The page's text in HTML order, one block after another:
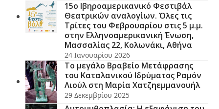
15ο Ιβηροαμερικανικό Φεστιβάλ
Θεατρικών αναλογίων. Όλες τις
Τρίτες του Φεβρουαρίου στις 5 μ.μ.
στην Ελληνοαμερικανική Ένωση,
Μασσαλίας 22, Κολωνάκι, Αθήνα
24 Ιανουαρίου 2026
Το μεγάλο Βραβείο Μετάφρασης
του Καταλανικού Ιδρύματος Ραμόν
Λιούλ στη Μαρία Χατζηεμμανουήλ
29 Δεκεμβρίου 2025